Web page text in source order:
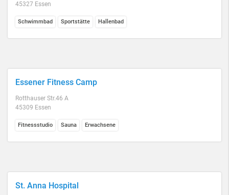
45327 Essen
Schwimmbad Sportstätte Hallenbad
Essener Fitness Camp
Rotthauser Str.46 A
45309 Essen
Fitnessstudio Sauna Erwachsene
St. Anna Hospital